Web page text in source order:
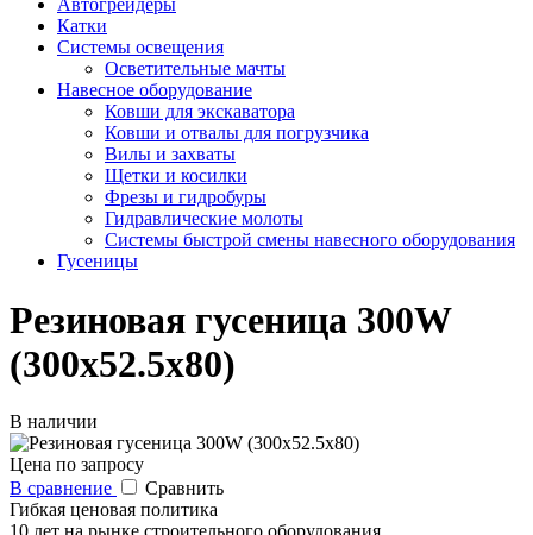
Автогрейдеры
Катки
Системы освещения
Осветительные мачты
Навесное оборудование
Ковши для экскаватора
Ковши и отвалы для погрузчика
Вилы и захваты
Щетки и косилки
Фрезы и гидробуры
Гидравлические молоты
Системы быстрой смены навесного оборудования
Гусеницы
Резиновая гусеница 300W
(300х52.5х80)
В наличии
Цена по запросу
В сравнение
Сравнить
Гибкая ценовая политика